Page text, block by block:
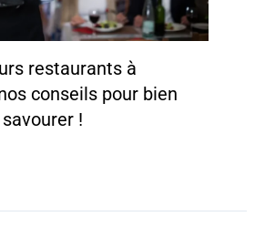
restaurants à
conseils pour bien
!